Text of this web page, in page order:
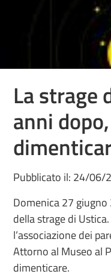
La strage
anni
Pubblicato il: 24/06/
Domenica 27
della strage di
l’associazione dei
Attorno al Museo al
dimenticare.